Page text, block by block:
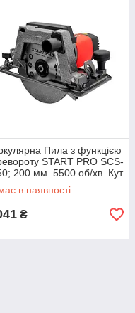
Пила з функцією
START PRO SCS-
200 мм. 5500 об/хв. Кут
градусів
в наявності
₴